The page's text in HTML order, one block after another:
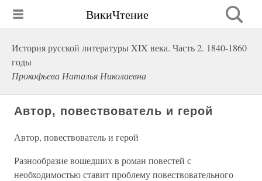
ВикиЧтение
История русской литературы XIX века. Часть 2. 1840-1860
годы
Прокофьева Наталья Николаевна
Автор, повествователь и герой
Автор, повествователь и герой
Разнообразие вошедших в роман повестей с
необходимостью ставит проблему повествовательного